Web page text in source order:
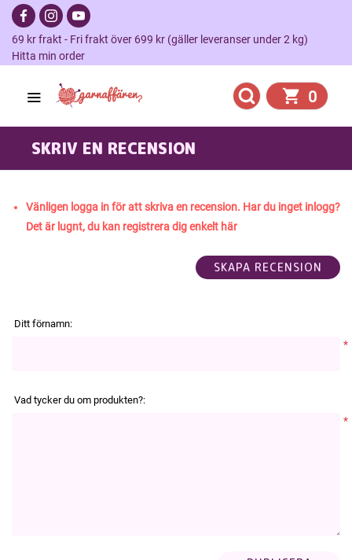
69 kr frakt - Fri frakt över 699 kr (gäller leveranser under 2 kg)
Hitta min order
0
SKRIV EN RECENSION
Vänligen logga in för att skriva en recension. Har du inget inlogg?
Det är lugnt, du kan registrera dig enkelt här
Ditt förnamn:
*
Vad tycker du om produkten?:
*